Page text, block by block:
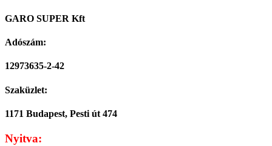
GARO SUPER Kft
Adószám:
12973635-2-42
Szaküzlet:
1171 Budapest, Pesti út 474
Nyitva: